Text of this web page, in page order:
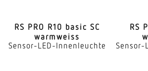
RS PRO R10 basic SC
warmweiss
Sensor-LED-Innenleuchte
RS
Sensor-